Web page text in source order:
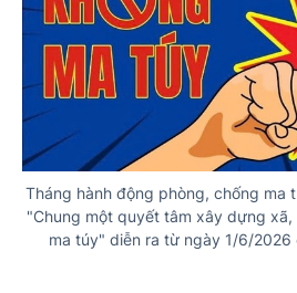
Tháng hành động phòng, chống ma
"Chung một quyết tâm xây dựng
ma túy" diễn ra từ ngày 1/6/